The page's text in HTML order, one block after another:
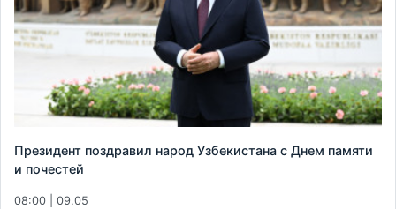
Президент поздравил народ Узбекистана с Днем памяти
и почестей
08:00 | 09.05